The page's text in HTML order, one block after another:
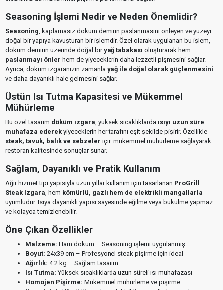
Seasoning İşlemi Nedir ve Neden Önemlidir?
Seasoning , kaplamasız döküm demirin paslanmasını önleyen ve yüzeyi
doğal bir yapıya kavuşturan bir işlemdir. Özel olarak uygulanan bu işlem,
döküm demirin üzerinde doğal biryağ tabakası oluşturarak hem
paslanmayı önler hem de yiyeceklerin daha lezzetli pişmesini sağlar.
Ayrıca, döküm ızgaranızın zamanla yağ ile doğal olarak güçlenmesini
ve daha dayanıklı hale gelmesini sağlar.
Üstün Isı Tutma Kapasitesi ve Mükemmel
Mühürleme
Bu özel tasarım döküm ızgara , yüksek sıcaklıklarda ısıyı uzun süre
muhafaza ederek yiyeceklerin her tarafını eşit şekilde pişirir. Özellikle
steak, tavuk, balık ve sebzeler için mükemmel mühürleme sağlayarak
restoran kalitesinde sonuçlar sunar.
Sağlam, Dayanıklı ve Pratik Kullanım
Ağır hizmet tipi yapısıyla uzun yıllar kullanım için tasarlanan ProGrill
Steak Izgara , hem kömürlü, gazlı hem de elektrikli mangallarla
uyumludur. Isıya dayanıklı yapısı sayesinde eğilme veya bükülme yapmaz
ve kolayca temizlenebilir.
Öne Çıkan Özellikler
Malzeme: Ham döküm – Seasoning işlemi uygulanmış
Boyut: 24x39 cm – Profesyonel steak pişirme için ideal
Ağırlık: 4.2 kg – Sağlam tasarım
Isı Tutma: Yüksek sıcaklıklarda uzun süreli ısı muhafazası
Homojen Pişirme: Mükemmel mühürleme ve pişirme